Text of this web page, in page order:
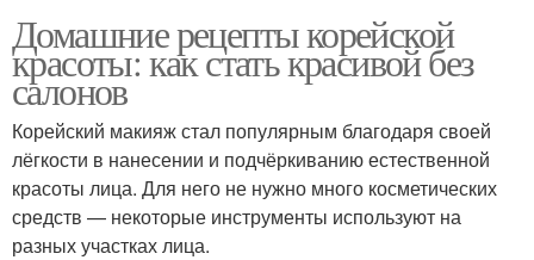
Домашние рецепты корейской
красоты: как стать красивой без
салонов
Корейский макияж стал популярным благодаря своей
лёгкости в нанесении и подчёркиванию естественной
красоты лица. Для него не нужно много косметических
средств — некоторые инструменты используют на
разных участках лица.